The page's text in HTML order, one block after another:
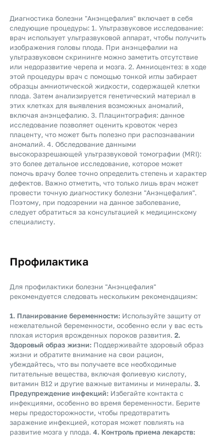
Диагностика болезни "Анэнцефалия" включает в себя
следующие процедуры: 1. Ультразвуковое исследование:
врач использует ультразвуковой аппарат, чтобы получить
изображения головы плода. При анэнцефалии на
ультразвуковом скрининге можно заметить отсутствие
или недоразвитие черепа и мозга. 2. Амниоцентез: в ходе
этой процедуры врач с помощью тонкой иглы забирает
образцы амниотической жидкости, содержащей клетки
плода. Затем анализируется генетический материал в
этих клетках для выявления возможных аномалий,
включая анэнцефалию. 3. Плацинтография: данное
исследование позволяет оценить кровоток через
плаценту, что может быть полезно при распознавании
аномалий. 4. Обследование данными
высокоразрешающей ультразвуковой томографии (MRI):
это более детальное исследование, которое может
помочь врачу более точно определить степень и характер
дефектов. Важно отметить, что только лишь врач может
провести точную диагностику болезни "Анэнцефалия".
Поэтому, при подозрении на данное заболевание,
следует обратиться за консультацией к медицинскому
специалисту.
Профилактика
Для профилактики болезни "Анэнцефалия"
рекомендуется следовать нескольким рекомендациям:
1. Планирование беременности: Используйте защиту от
нежелательной беременности, особенно если у вас есть
плохая история врожденных пороков развития. 2.
Здоровый образ жизни: Поддерживайте здоровый образ
жизни и обратите внимание на свои рацион,
убеждайтесь, что вы получаете все необходимые
питательные вещества, включая фолиевую кислоту,
витамин B12 и другие важные витамины и минералы. 3.
Предупреждение инфекций: Избегайте контакта с
инфекциями, особенно во время беременности. Берите
меры предосторожности, чтобы предотвратить
заражение инфекцией, которая может повлиять на
развитие мозга у плода. 4. Контроль приема лекарств: